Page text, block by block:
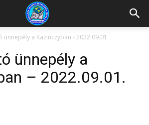
ünnepély a Kazinczyban - 2022.09.01.
ünnepély a
– 2022.09.01.